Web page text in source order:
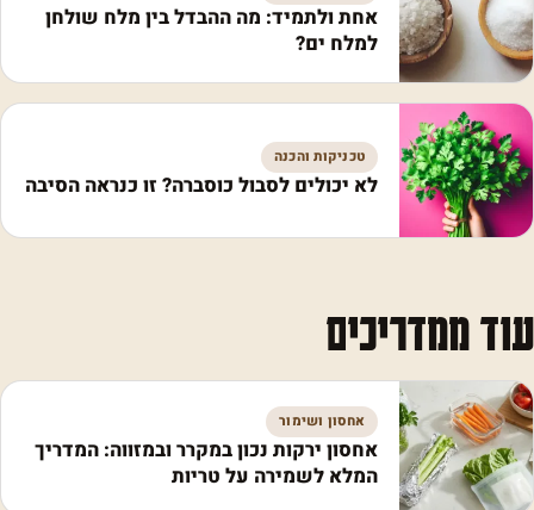
אחת ולתמיד: מה ההבדל בין מלח שולחן
למלח ים?
טכניקות והכנה
לא יכולים לסבול כוסברה? זו כנראה הסיבה
עוד ממדריכים
אחסון ושימור
אחסון ירקות נכון במקרר ובמזווה: המדריך
המלא לשמירה על טריות